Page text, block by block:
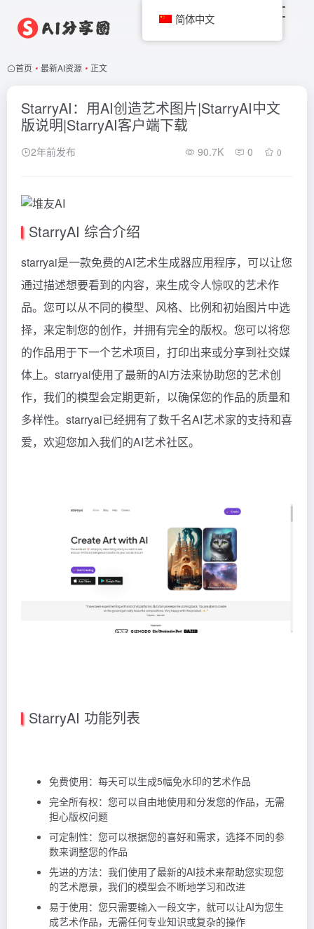
首页 • 最新AI资源 • 正文
StarryAI：用AI创造艺术图片|StarryAI中文
版说明|StarryAI客户端下载
2年前发布 90.7K 0 0
StarryAI 综合介绍
starryai是一款免费的AI艺术生成器应用程序，可以让您
通过描述想要看到的内容，来生成令人惊叹的艺术作
品。您可以从不同的模型、风格、比例和初始图片中选
择，来定制您的创作，并拥有完全的版权。您可以将您
的作品用于下一个艺术项目，打印出来或分享到社交媒
体上。starryai使用了最新的AI方法来协助您的艺术创
作，我们的模型会定期更新，以确保您的作品的质量和
多样性。starryai已经拥有了数千名AI艺术家的支持和喜
爱，欢迎您加入我们的AI艺术社区。
StarryAI 功能列表
免费使用：每天可以生成5幅免水印的艺术作品
完全所有权：您可以自由地使用和分发您的作品，无需
担心版权问题
可定制性：您可以根据您的喜好和需求，选择不同的参
数来调整您的作品
先进的方法：我们使用了最新的AI技术来帮助您实现您
的艺术愿景，我们的模型会不断地学习和改进
易于使用：您只需要输入一段文字，就可以让AI为您生
成艺术作品，无需任何专业知识或复杂的操作
简体中文